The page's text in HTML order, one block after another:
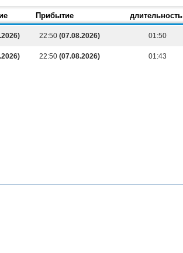
Прибытие длительность
22:50 (07.08.2026) 01:50
22:50 (07.08.2026) 01:43